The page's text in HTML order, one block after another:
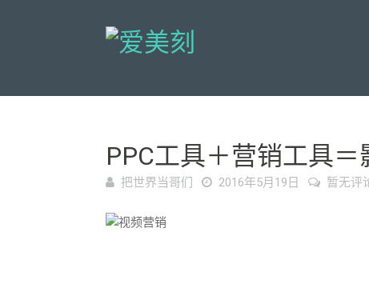
PPC工具＋营销工具
把世界当哥们 2016年5月19日 暂无评